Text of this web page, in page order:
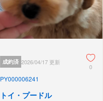
成約済 2026/04/17 更新
0
PY000006241
トイ・プードル